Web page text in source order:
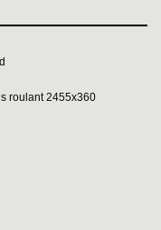
roulant 2455x360